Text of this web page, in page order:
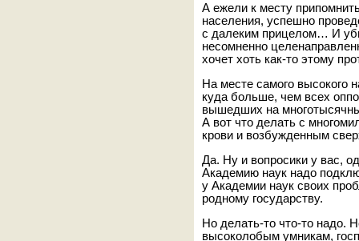
А ежели к месту
населения, успешно
с далеким прицелом… И
несомненно
хочет хоть как-то этому
На месте самого высокого
куда больше, чем всех
вышедших на
А вот что делать с
крови и возбужденным
Да. Ну и вопросики у вас,
Академию наук надо
у Академии наук своих
родному государству.
Но делать-то что-то надо.
высоколобым умникам,